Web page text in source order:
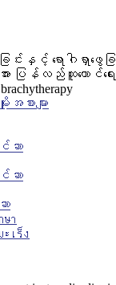
းနှင့် ရောဂါရှာဖွေခ
အား ပြန်လည်ထူထောင်
စားများ
ဆာ
ဆာ
ษา
ะเร็ง